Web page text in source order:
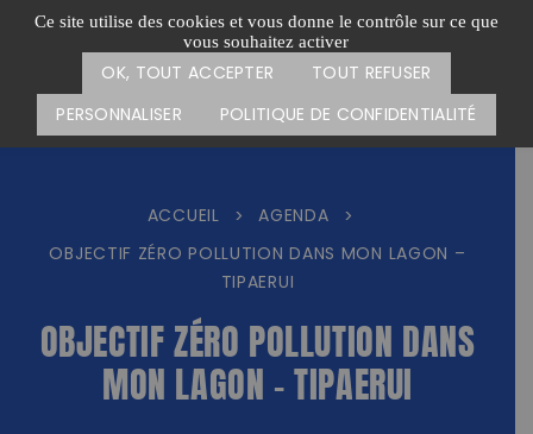
Ce site utilise des cookies et vous donne le contrôle sur ce que
vous souhaitez activer
OK, TOUT ACCEPTER
TOUT REFUSER
PERSONNALISER
POLITIQUE DE CONFIDENTIALITÉ
Passer
Menu
CARTE DES ACTIONS FAIRE UN DON
ACCUEIL > AGENDA
>
OBJECTIF ZÉRO POLLUTION DANS MON LAGON –
TIPAERUI
OBJECTIF ZÉRO POLLUTION DANS
MON LAGON – TIPAERUI